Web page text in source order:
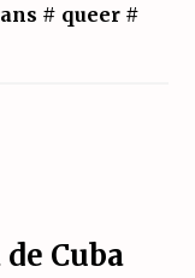
# queer#
Cuba